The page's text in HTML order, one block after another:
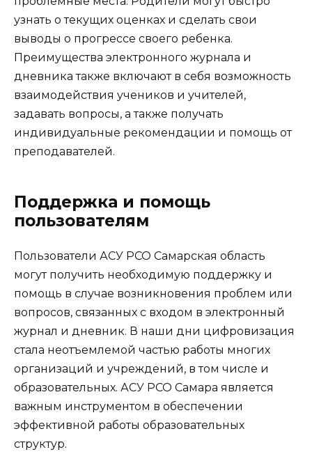
узнать о текущих оценках и сделать свои
выводы о прогрессе своего ребенка.
Преимущества электронного журнала и
дневника также включают в себя возможность
взаимодействия учеников и учителей,
задавать вопросы, а также получать
индивидуальные рекомендации и помощь от
преподавателей.
Поддержка и помощь
пользователям
Пользователи АСУ РСО Самарская область
могут получить необходимую поддержку и
помощь в случае возникновения проблем или
вопросов, связанных с входом в электронный
журнал и дневник. В наши дни цифровизация
стала неотъемлемой частью работы многих
организаций и учреждений, в том числе и
образовательных. АСУ РСО Самара является
важным инструментом в обеспечении
эффективной работы образовательных
структур.